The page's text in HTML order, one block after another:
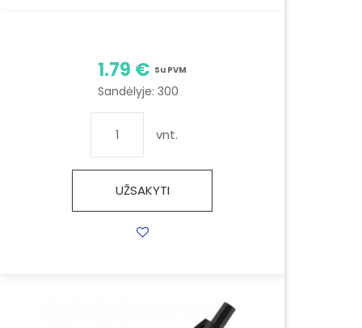
1.79 € Su PVM
Sandėlyje: 300
vnt.
UŽSAKYTI